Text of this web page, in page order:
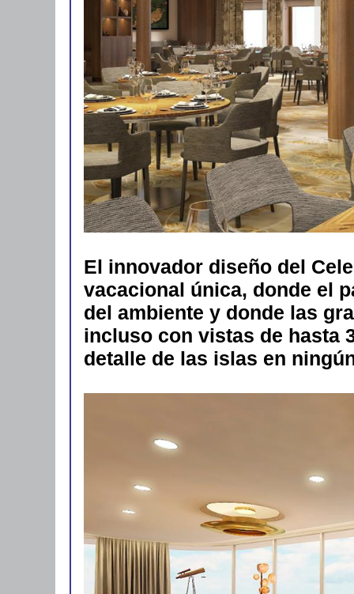
El innovador diseño del
vacacional única, donde el
del ambiente y donde las
incluso con vistas de hasta
detalle de las islas en